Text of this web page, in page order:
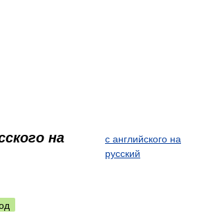
на
с английского на
русский